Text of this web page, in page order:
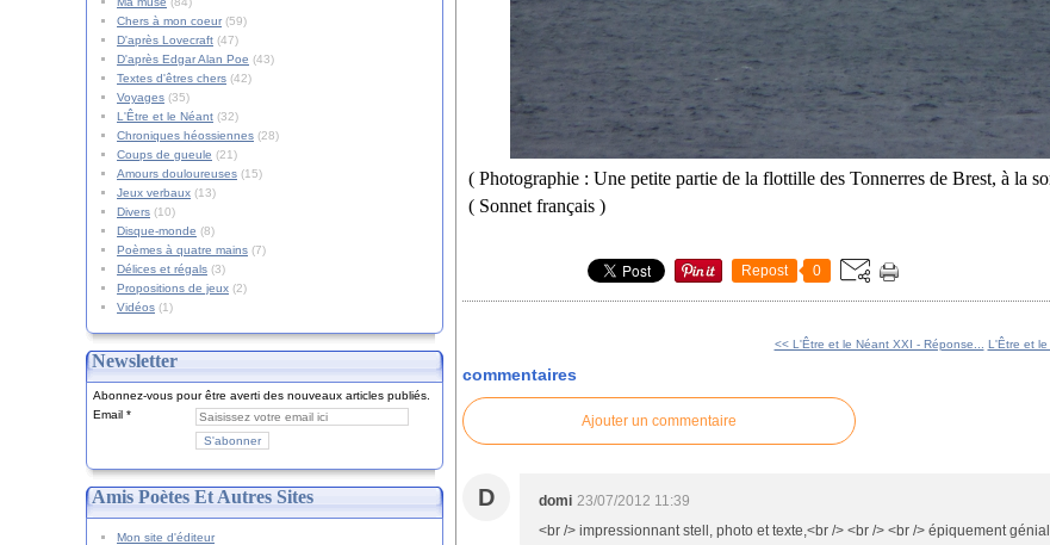
Chers à mon coeur (59)
D'après Lovecraft (47)
D'après Edgar Alan Poe (43)
Textes d'êtres chers (42)
Voyages (35)
L'Être et le Néant (32)
Chroniques héossiennes (28)
Coups de gueule (21)
Amours douloureuses (15)
Jeux verbaux (13)
Divers (10)
Disque-monde (8)
Poèmes à quatre mains (7)
Délices et régals (3)
Propositions de jeux (2)
Vidéos (1)
Newsletter
Abonnez-vous pour être averti des nouveaux articles publiés.
Email
Amis Poètes Et Autres Sites
Mon site d'éditeur
( Photographie : Une petite partie de la flottille des Tonnerres de Brest, à la
( Sonnet français )
Repost 0
<< L'Être et le Néant XXI - Réponse... L'Être et
commentaires
Ajouter un commentaire
D domi 23/07/2012 11:39
<br /> impressionnant stell, photo et texte,<br /> <br /> <br /> épiquement